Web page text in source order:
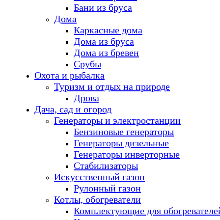
Бани из бруса
Дома
Каркасные дома
Дома из бруса
Дома из бревен
Срубы
Охота и рыбалка
Туризм и отдых на природе
Дрова
Дача, сад и огород
Генераторы и электростанции
Бензиновые генераторы
Генераторы дизельные
Генераторы инверторные
Стабилизаторы
Искусственный газон
Рулонный газон
Котлы, обогреватели
Комплектующие для